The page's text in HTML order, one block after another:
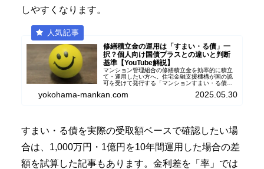
しやすくなります。
修繕積立金の運用は「すまい・る債」一
択？個人向け国債プラスとの違いと判断
基準【YouTube解説】
マンション管理組合の修繕積立金を効率的に積立
て・運用したい方へ。住宅金融支援機構が国の認
可を受けて発行する「マンションすまい・る債」
口50万円から最大10回継続購入可能で、計画的な
yokohama-mankan.com 2025.05.30
すまい・る債を実際の受取額ベースで確認したい場
合は、1,000万円・1億円を10年間運用した場合の差
額を試算した記事もあります。金利差を「率」では